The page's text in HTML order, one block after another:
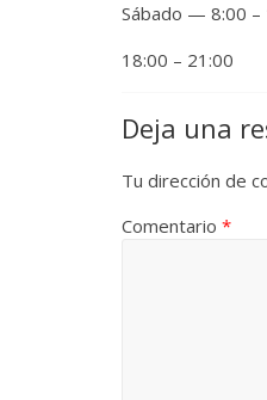
Sábado — 8:00 –
18:00 – 21:00
Deja una
Tu dirección de
Comentario *